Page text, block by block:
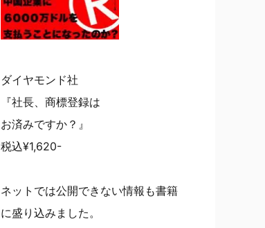
ダイヤモンド社
『社長、商標登録は
お済みですか？』
税込¥1,620-
ネットでは公開できない情報も書籍
に盛り込みました。